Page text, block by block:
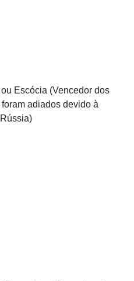
Escócia (Vencedor dos
adiados devido à